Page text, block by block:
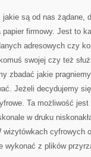
są od nas żądane,
firmowy. Jest to
adresowych czy
swojej czy też
zbadać jakie
Jeżeli decydujemy
Ta możliwość
w druku
cyfrowych
wykonać z plików